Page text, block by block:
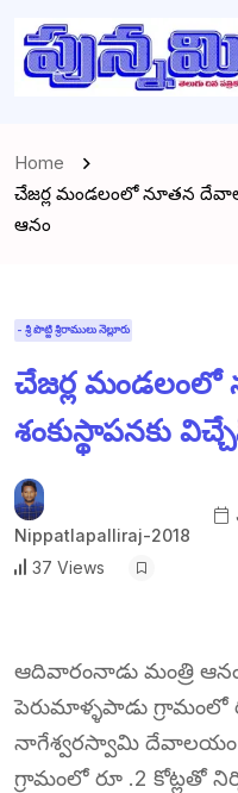
Home
చేజర్ల మండలంలో నూతన
ఆనం
- శ్రీ పొట్టి శ్రీరాములు నెల్లూరు
చేజర్ల
శంకుస్థాపనకు
Nippatlapalliraj-2018
37 Views
ఆదివారంనాడు మంత్రి
పెరుమాళ్ళపాడు గ్రామంలో
నాగేశ్వరస్వామి దేవాలయం
గ్రామంలో రూ .2 కోట్లతో